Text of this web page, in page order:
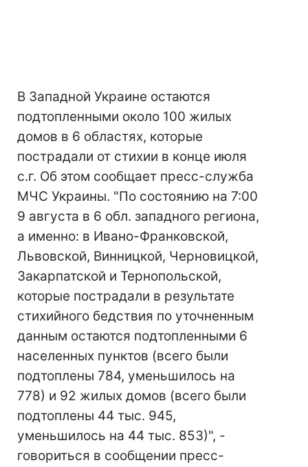
В Западной Украине остаются
подтопленными около 100 жилых
домов в 6 областях, которые
пострадали от стихии в конце июля
с.г. Об этом сообщает пресс-служба
МЧС Украины. "По состоянию на 7:00
9 августа в 6 обл. западного региона,
а именно: в Ивано-Франковской,
Львовской, Винницкой, Черновицкой,
Закарпатской и Тернопольской,
которые пострадали в результате
стихийного бедствия по уточненным
данным остаются подтопленными 6
населенных пунктов (всего были
подтоплены 784, уменьшилось на
778) и 92 жилых домов (всего были
подтоплены 44 тыс. 945,
уменьшилось на 44 тыс. 853)", -
говориться в сообщении пресс-